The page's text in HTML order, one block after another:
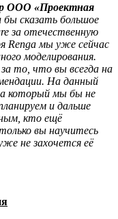
ООО «Проектная
сказать большое
за отечественную
Renga мы уже сейчас
моделирования.
то, что вы всегда на
На данный
который мы бы не
и дальше
кто ещё
вы научитесь
не захочется её